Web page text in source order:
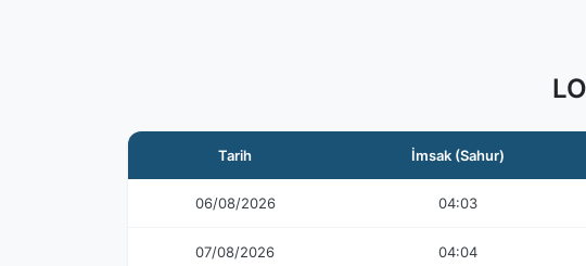
Tarih İmsak (Sahur)
06/08/2026 04:03
07/08/2026 04:04